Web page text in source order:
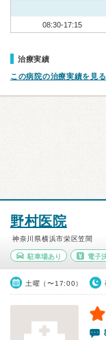
08:30-17:15
治療実績
この病院の治療実績を見る
野村医院
神奈川県横浜市栄区笠間
駐車場あり 電子
土曜（〜17:00）